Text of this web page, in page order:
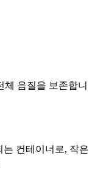
음질을 보존합니
컨테이너로, 작은